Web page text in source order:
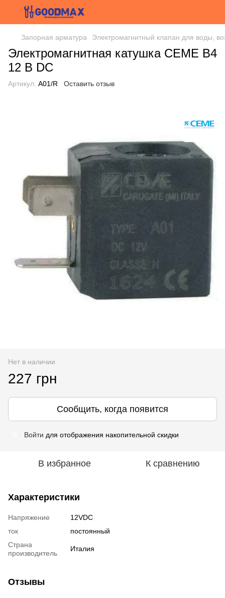
Запорная арматура Электромагнитный клапан для воды,
Электромагнитная катушка CEME B4
12 В DC
Артикул: A01/R Оставить отзыв
Нет в наличии
227 грн
Сообщить, когда появится
Войти для отображения накопительной скидки
В избранное К сравнению
Характеристики
Напряжение
12VDC
ток
постоянный
Страна
производитель
Италия
Отзывы